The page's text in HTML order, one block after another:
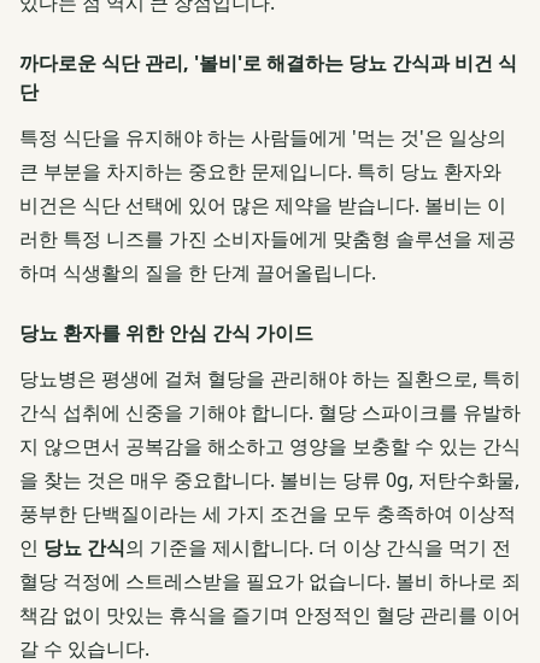
까다로운 식단 관리, '볼비'로 해결하는 당뇨 간식과 비건 식
단
특정 식단을 유지해야 하는 사람들에게 '먹는 것'은 일상의
큰 부분을 차지하는 중요한 문제입니다. 특히 당뇨 환자와
비건은 식단 선택에 있어 많은 제약을 받습니다. 볼비는 이
러한 특정 니즈를 가진 소비자들에게 맞춤형 솔루션을 제공
하며 식생활의 질을 한 단계 끌어올립니다.
당뇨 환자를 위한 안심 간식 가이드
당뇨병은 평생에 걸쳐 혈당을 관리해야 하는 질환으로, 특히
간식 섭취에 신중을 기해야 합니다. 혈당 스파이크를 유발하
지 않으면서 공복감을 해소하고 영양을 보충할 수 있는 간식
을 찾는 것은 매우 중요합니다. 볼비는 당류 0g, 저탄수화물,
풍부한 단백질이라는 세 가지 조건을 모두 충족하여 이상적
인 당뇨 간식의 기준을 제시합니다. 더 이상 간식을 먹기 전
혈당 걱정에 스트레스받을 필요가 없습니다. 볼비 하나로 죄
책감 없이 맛있는 휴식을 즐기며 안정적인 혈당 관리를 이어
갈 수 있습니다.